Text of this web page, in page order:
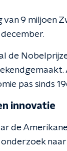
van 9 miljoen
december.
de
pas sinds
innovatie
de